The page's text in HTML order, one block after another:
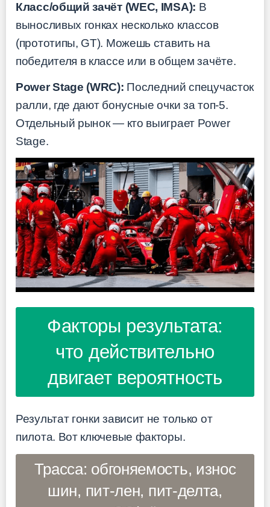
Класс/общий зачёт (WEC, IMSA): В
выносливых гонках несколько классов
(прототипы, GT). Можешь ставить на
победителя в классе или в общем зачёте.
Power Stage (WRC): Последний спецучасток
ралли, где дают бонусные очки за топ-5.
Отдельный рынок — кто выиграет Power
Stage.
Факторы результата:
что действительно
двигает вероятность
Результат гонки зависит не только от
пилота. Вот ключевые факторы.
Трасса: обгоняемость, износ
шин, пит-лен, пит-делта,